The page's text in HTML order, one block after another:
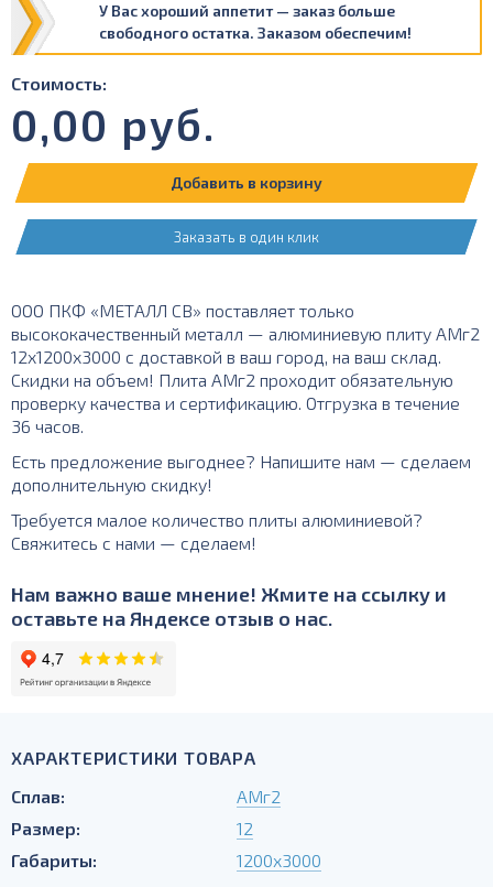
У Вас хороший аппетит — заказ больше
свободного остатка. Заказом обеспечим!
Стоимость:
0,00 руб.
Добавить в корзину
Заказать в один клик
ООО ПКФ «МЕТАЛЛ СВ» поставляет только
высококачественный металл — алюминиевую плиту АМг2
12х1200х3000 с доставкой в ваш город, на ваш склад.
Скидки на объем! Плита АМг2 проходит обязательную
проверку качества и сертификацию. Отгрузка в течение
36 часов.
Есть предложение выгоднее? Напишите нам — сделаем
дополнительную скидку!
Требуется малое количество плиты алюминиевой?
Свяжитесь с нами — сделаем!
Нам важно ваше мнение! Жмите на ссылку и
оставьте на Яндексе отзыв о нас.
ХАРАКТЕРИСТИКИ ТОВАРА
Сплав:
АМг2
Размер:
12
Габариты:
1200х3000